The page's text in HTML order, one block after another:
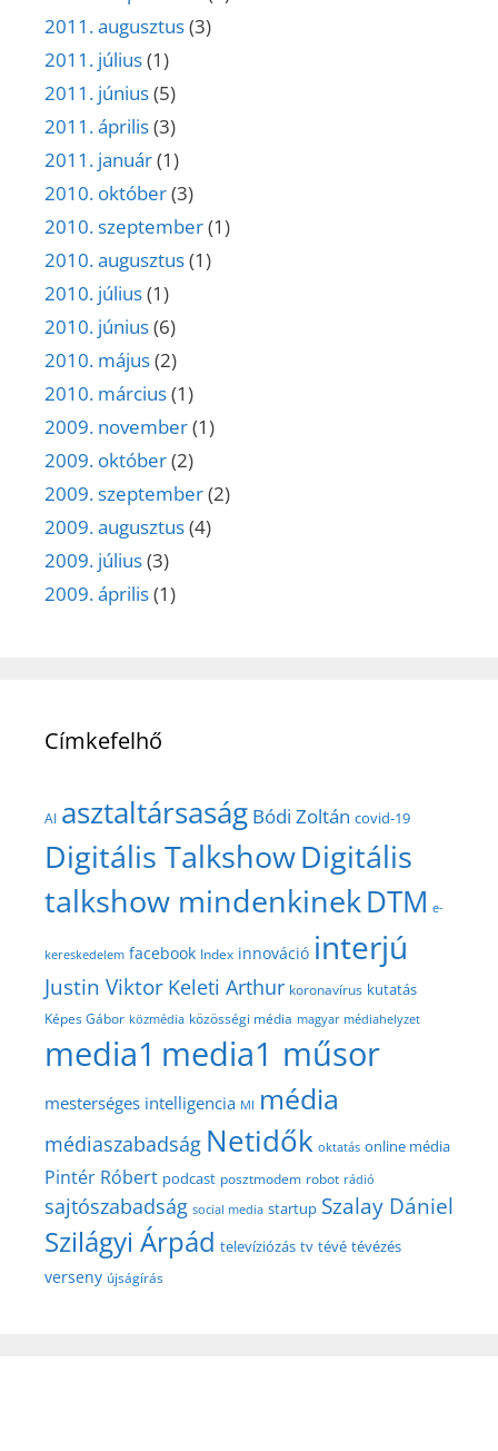
2011. augusztus(3)
2011. július(1)
2011. június(5)
2011. április(3)
2011. január(1)
2010. október(3)
2010. szeptember(1)
2010. augusztus(1)
2010. július(1)
2010. június(6)
2010. május(2)
2010. március(1)
2009. november(1)
2009. október(2)
2009. szeptember(2)
2009. augusztus(4)
2009. július(3)
2009. április(1)
Címkefelhő
AI asztaltársaság Bódi Zoltán covid-19
Digitális TalkshowDigitális
talkshow mindenkinekDTM e-
kereskedelem facebook Index innováció interjú
Justin Viktor Keleti Arthur koronavírus kutatás
Képes Gábor közmédia közösségi média magyar médiahelyzet
media1 media1 műsor
mesterséges intelligencia MI média
médiaszabadság Netidők oktatás online média
Pintér Róbert podcast posztmodem robot rádió
sajtószabadság social media startup Szalay Dániel
Szilágyi Árpád televíziózás tv tévé tévézés
verseny újságírás